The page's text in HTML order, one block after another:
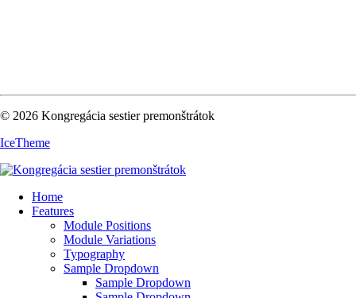
© 2026 Kongregácia sestier premonštrátok
IceTheme
Home
Features
Module Positions
Module Variations
Typography
Sample Dropdown
Sample Dropdown